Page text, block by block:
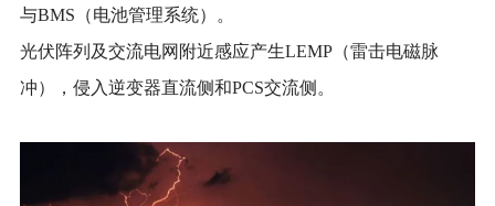
与BMS（电池管理系统）。
光伏阵列及交流电网附近感应产生LEMP（雷击电磁脉
冲），侵入逆变器直流侧和PCS交流侧。